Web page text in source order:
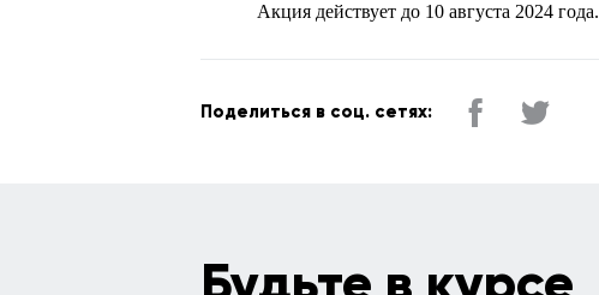
Акция действует до 10 августа 2024 года.
Поделиться в соц. сетях:
Будьте в курсе